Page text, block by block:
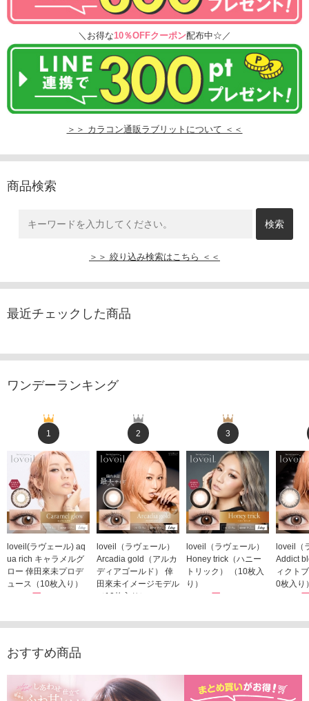
＼お得な10％OFFクーポン配布中☆／
＞＞ カラコン通販ラブリットについて ＜＜
商品検索
＞＞ 絞り込み検索はこちら ＜＜
最近チェックした商品
ワンデーランキング
1
loveil(ラヴェール) aq
ua rich キャラメルグ
ロー 倖田來未プロデ
ュース（10枚入り）
1,760円
2
loveil（ラヴェール）
Arcadia gold（アルカ
ディアゴールド） 倖
田來未イメージモデル
（10枚入り）
3
loveil（ラヴェール）
Honey trick（ハニー
トリック） （10枚入
り）
1,760円
loveil（
Addict
ィクト
0枚入り
1,760
おすすめ商品